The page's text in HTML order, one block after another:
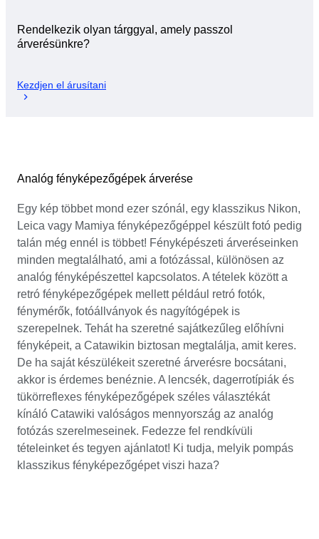
Rendelkezik olyan tárggyal, amely passzol
árverésünkre?
Kezdjen el árusítani
Analóg fényképezőgépek árverése
Egy kép többet mond ezer szónál, egy klasszikus Nikon,
Leica vagy Mamiya fényképezőgéppel készült fotó pedig
talán még ennél is többet! Fényképészeti árveréseinken
minden megtalálható, ami a fotózással, különösen az
analóg fényképészettel kapcsolatos. A tételek között a
retró fényképezőgépek mellett például retró fotók,
fénymérők, fotóállványok és nagyítógépek is
szerepelnek. Tehát ha szeretné sajátkezűleg előhívni
fényképeit, a Catawikin biztosan megtalálja, amit keres.
De ha saját készülékeit szeretné árverésre bocsátani,
akkor is érdemes benéznie. A lencsék, dagerrotípiák és
tükörreflexes fényképezőgépek széles választékát
kínáló Catawiki valóságos mennyország az analóg
fotózás szerelmeseinek. Fedezze fel rendkívüli
tételeinket és tegyen ajánlatot! Ki tudja, melyik pompás
klasszikus fényképezőgépet viszi haza?